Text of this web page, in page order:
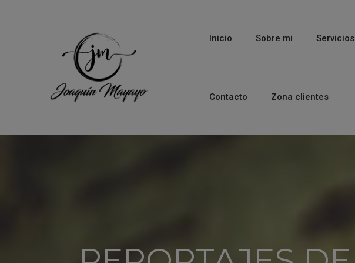
Inicio Sobre mi Servicios
Contacto Zona clientes